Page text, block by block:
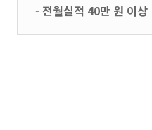
- 전월실적 40만 원 이상